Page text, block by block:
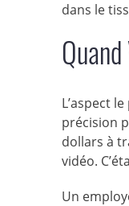
dans le
L’aspect
précision
dollars à
vidéo.
Un